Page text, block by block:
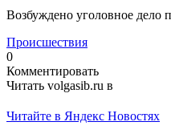
Возбуждено уголовное дело
Происшествия
0
Комментировать
Читать volgasib.ru в
Читайте в Яндекс Новостях